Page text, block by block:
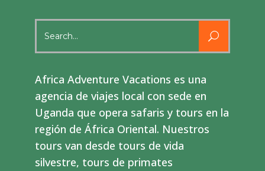
for:
Africa Adventure Vacations es una
agencia de viajes local con sede en
Uganda que opera safaris y tours en la
región de África Oriental. Nuestros
tours van desde tours de vida
silvestre, tours de primates